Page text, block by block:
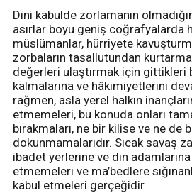
Dini kabulde zorlamanın
asırlar boyu geniş coğrafyalarda
müslümanlar, hürriyete
zorbaların tasallutundan
değerleri ulaştırmak için gittikleri
kalmalarına ve hâkimiyetlerini
rağmen, asla yerel halkın
etmemeleri, bu konuda onları
bırakmaları, ne bir kilise ve ne de
dokunmamalarıdır. Sıcak savaş
ibadet yerlerine ve din
etmemeleri ve ma’bedlere
kabul etmeleri gerçeğidir.